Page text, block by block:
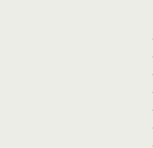
.
.
.
.
.
.
.